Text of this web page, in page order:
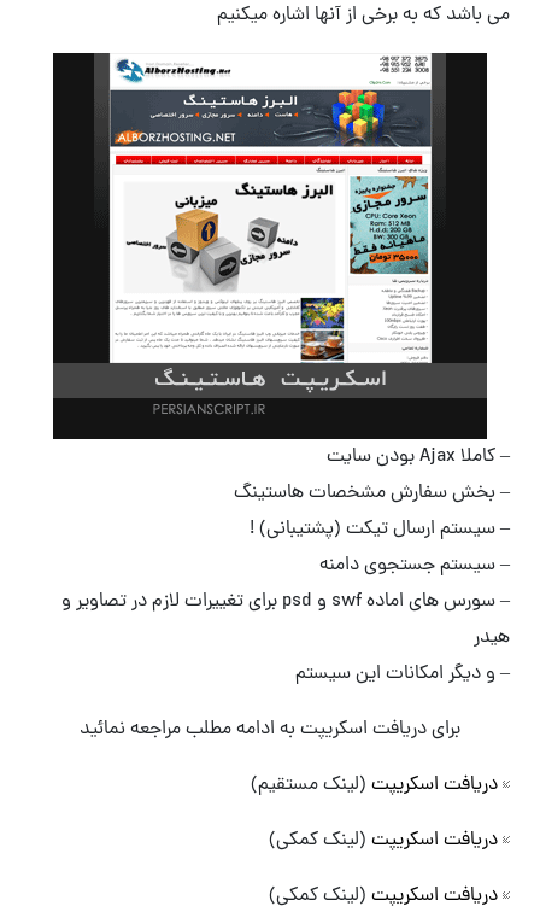
می باشد که به برخی از آنها اشاره میکنیم
– کاملا Ajax بودن سایت
– بخش سفارش مشخصات هاستینگ
– سیستم ارسال تیکت (پشتیبانی) !
– سیستم جستجوی دامنه
– سورس های اماده swf و psd برای تغییرات لازم در تصاویر و
هیدر
– و دیگر امکانات این سیستم
برای دریافت اسکریپت به ادامه مطلب مراجعه نمائید
دریافت اسکریپت (لینک مستقیم)
دریافت اسکریپت (لینک کمکی)
دریافت اسکریپت (لینک کمکی)